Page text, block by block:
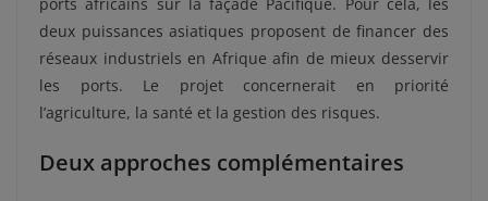
deux puissances asiatiques proposent de financer des
réseaux industriels en Afrique afin de mieux desservir
les ports. Le projet concernerait en priorité
l’agriculture, la santé et la gestion des risques.
Deux approches complémentaires